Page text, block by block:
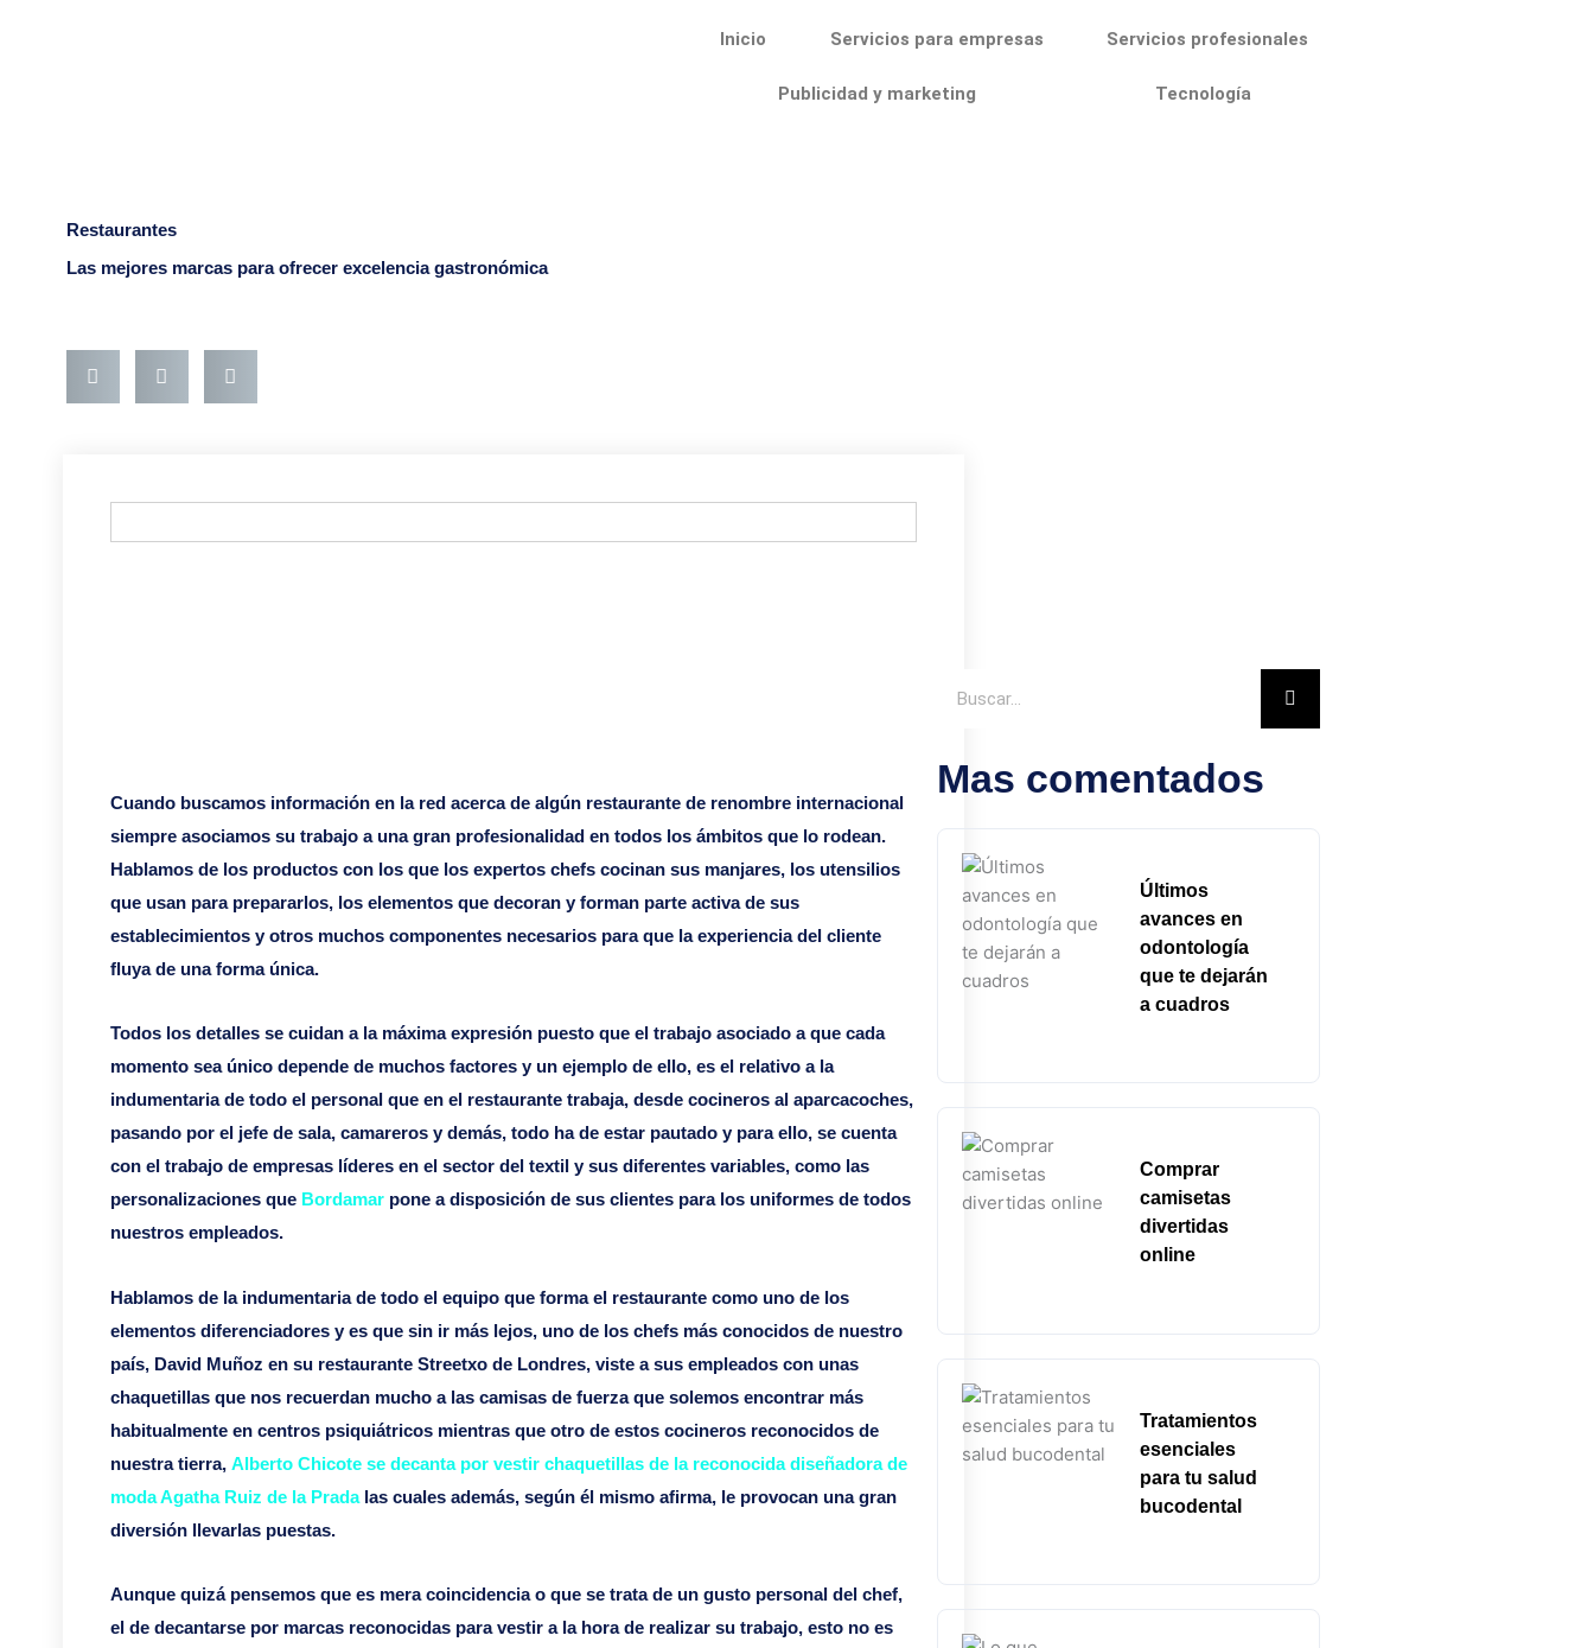
Inicio Servicios para empresas Servicios profesionales
Publicidad y marketing Tecnología
Restaurantes
Las mejores marcas para ofrecer excelencia gastronómica
Cuando buscamos información en la red acerca de algún restaurante de renombre internacional
siempre asociamos su trabajo a una gran profesionalidad en todos los ámbitos que lo rodean.
Hablamos de los productos con los que los expertos chefs cocinan sus manjares, los utensilios
que usan para prepararlos, los elementos que decoran y forman parte activa de sus
establecimientos y otros muchos componentes necesarios para que la experiencia del cliente
fluya de una forma única.
Todos los detalles se cuidan a la máxima expresión puesto que el trabajo asociado a que cada
momento sea único depende de muchos factores y un ejemplo de ello, es el relativo a la
indumentaria de todo el personal que en el restaurante trabaja, desde cocineros al aparcacoches,
pasando por el jefe de sala, camareros y demás, todo ha de estar pautado y para ello, se cuenta
con el trabajo de empresas líderes en el sector del textil y sus diferentes variables, como las
personalizaciones que Bordamar pone a disposición de sus clientes para los uniformes de todos
nuestros empleados.
Hablamos de la indumentaria de todo el equipo que forma el restaurante como uno de los
elementos diferenciadores y es que sin ir más lejos, uno de los chefs más conocidos de nuestro
país, David Muñoz en su restaurante Streetxo de Londres, viste a sus empleados con unas
chaquetillas que nos recuerdan mucho a las camisas de fuerza que solemos encontrar más
habitualmente en centros psiquiátricos mientras que otro de estos cocineros reconocidos de
nuestra tierra,Alberto Chicote se decanta por vestir chaquetillas de la reconocida diseñadora de
moda Agatha Ruiz de la Pradalas cuales además, según él mismo afirma, le provocan una gran
diversión llevarlas puestas.
Aunque quizá pensemos que es mera coincidencia o que se trata de un gusto personal del chef,
el de decantarse por marcas reconocidas para vestir a la hora de realizar su trabajo, esto no es
Mas comentados
Últimos
avances en
odontología
que te dejarán
a cuadros
Comprar
camisetas
divertidas
online
Tratamientos
esenciales
para tu salud
bucodental